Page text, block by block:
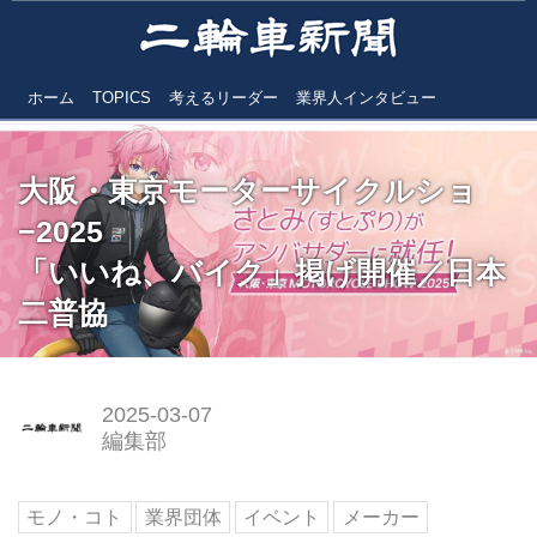
ホーム TOPICS 考えるリーダー 業界人インタビュー
大阪・東京モーターサイクルショ
−2025
「いいね、バイク」掲げ開催／日本
二普協
2025-03-07
編集部
モノ・コト 業界団体 イベント メーカー